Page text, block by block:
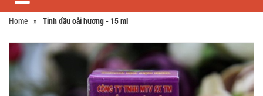
Home » Tinh dầu oải hương - 15 ml